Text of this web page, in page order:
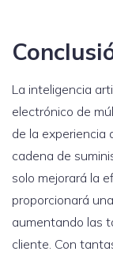
La inteligencia
electrónico de
de la experiencia
cadena de
solo mejorará la
proporcionará
aumentando las
cliente. Con